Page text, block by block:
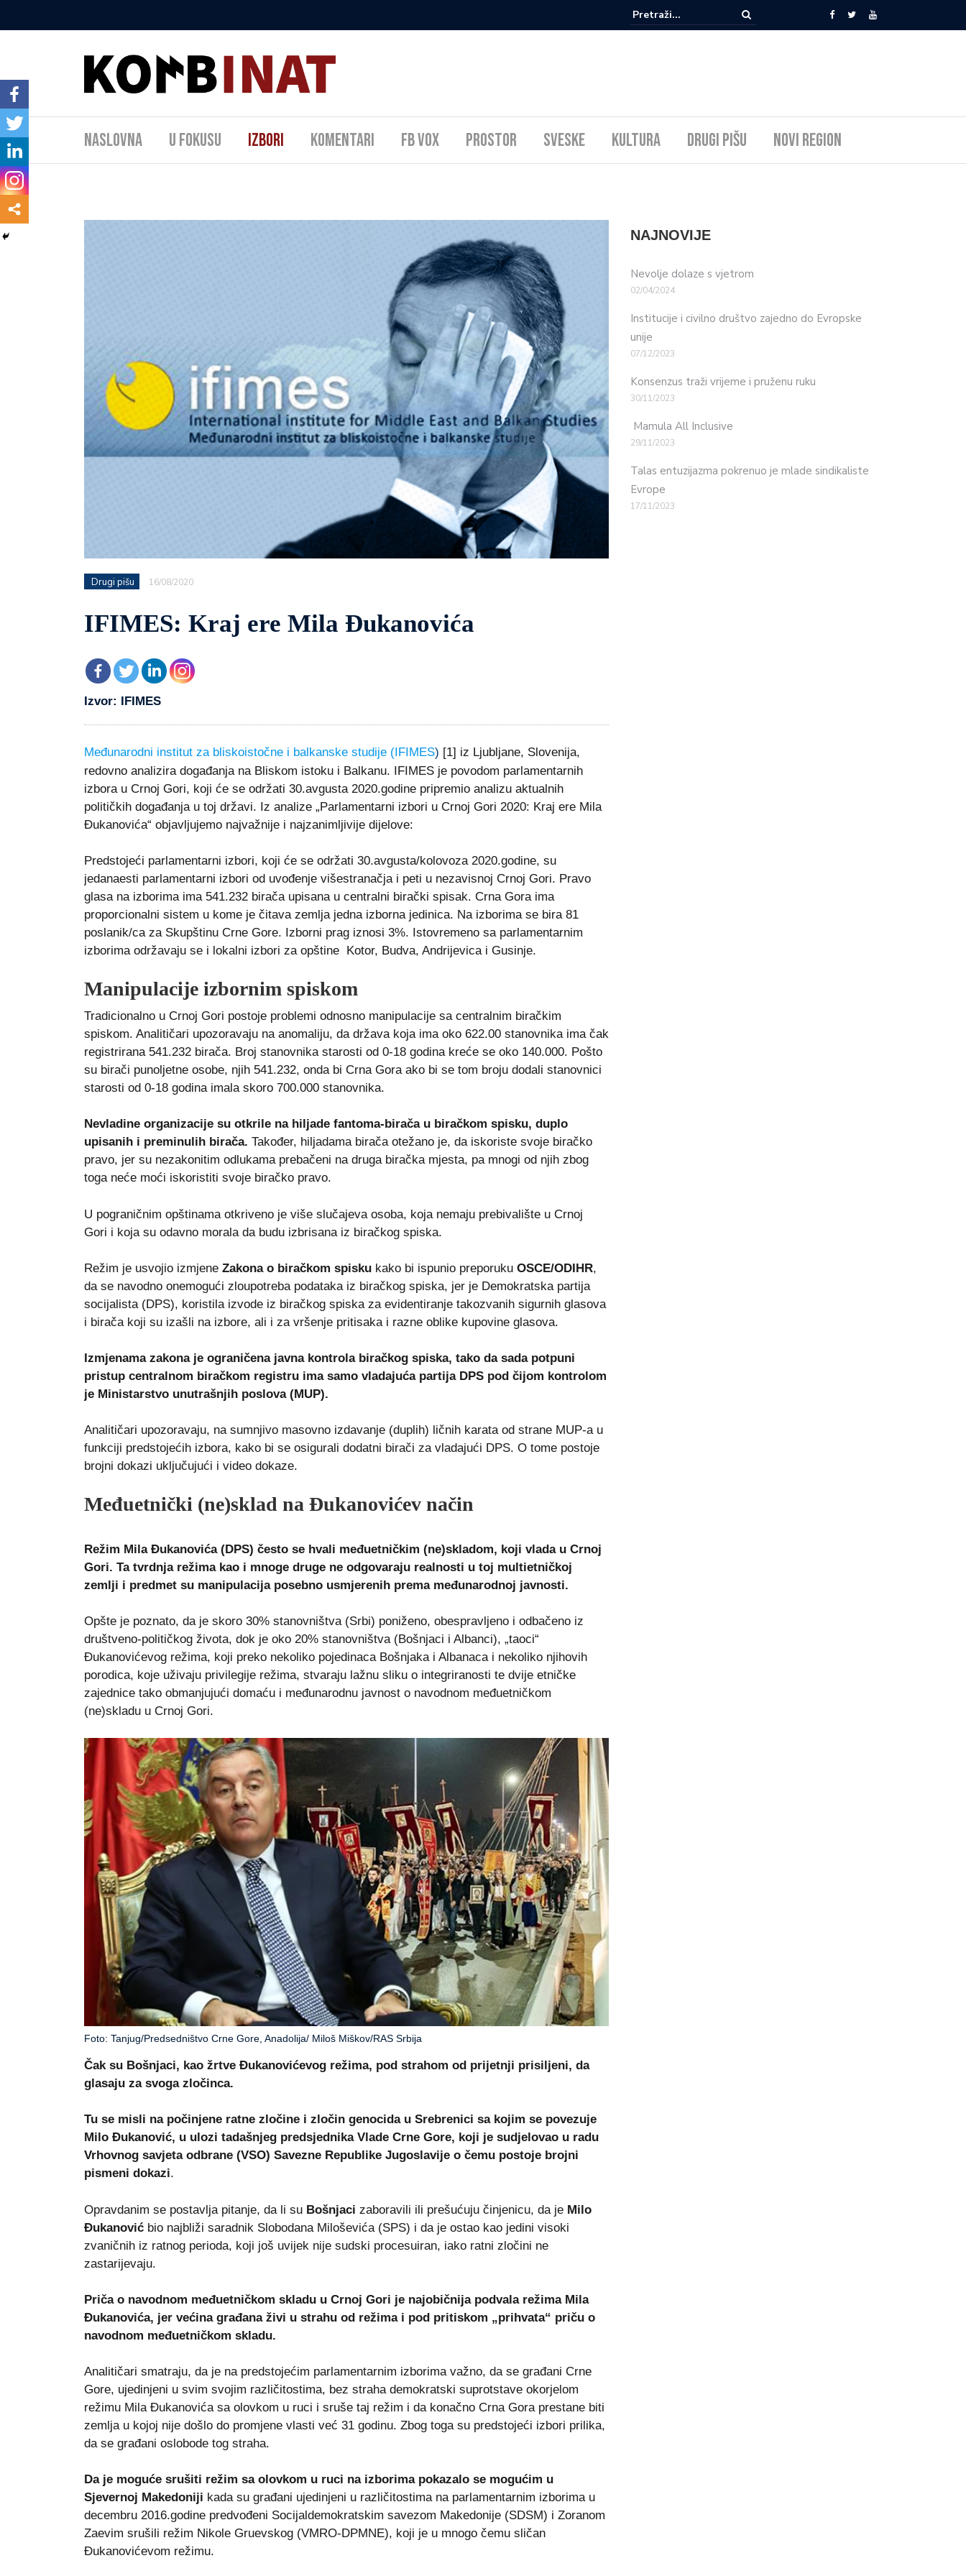
Naslovna U fokusu Izbori Komentari FB Vox Prostor Sveske Kultura Drugi pišu Novi Region
Drugi pišu 16/08/2020
IFIMES: Kraj ere Mila Đukanovića
Izvor: IFIMES
Međunarodni institut za bliskoistočne i balkanske studije (IFIMES) [1] iz Ljubljane, Slovenija,
redovno analizira događanja na Bliskom istoku i Balkanu. IFIMES je povodom parlamentarnih
izbora u Crnoj Gori, koji će se održati 30.avgusta 2020.godine pripremio analizu aktualnih
političkih događanja u toj državi. Iz analize „Parlamentarni izbori u Crnoj Gori 2020: Kraj ere Mila
Đukanovića“ objavljujemo najvažnije i najzanimljivije dijelove:
Predstojeći parlamentarni izbori, koji će se održati 30.avgusta/kolovoza 2020.godine, su
jedanaesti parlamentarni izbori od uvođenje višestranačja i peti u nezavisnoj Crnoj Gori. Pravo
glasa na izborima ima 541.232 birača upisana u centralni birački spisak. Crna Gora ima
proporcionalni sistem u kome je čitava zemlja jedna izborna jedinica. Na izborima se bira 81
poslanik/ca za Skupštinu Crne Gore. Izborni prag iznosi 3%. Istovremeno sa parlamentarnim
izborima održavaju se i lokalni izbori za opštine Kotor, Budva, Andrijevica i Gusinje.
Manipulacije izbornim spiskom
Tradicionalno u Crnoj Gori postoje problemi odnosno manipulacije sa centralnim biračkim
spiskom. Analitičari upozoravaju na anomaliju, da država koja ima oko 622.00 stanovnika ima čak
registrirana 541.232 birača. Broj stanovnika starosti od 0-18 godina kreće se oko 140.000. Pošto
su birači punoljetne osobe, njih 541.232, onda bi Crna Gora ako bi se tom broju dodali stanovnici
starosti od 0-18 godina imala skoro 700.000 stanovnika.
Nevladine organizacije su otkrile na hiljade fantoma-birača u biračkom spisku, duplo
upisanih i preminulih birača. Također, hiljadama birača otežano je, da iskoriste svoje biračko
pravo, jer su nezakonitim odlukama prebačeni na druga biračka mjesta, pa mnogi od njih zbog
toga neće moći iskoristiti svoje biračko pravo.
U pograničnim opštinama otkriveno je više slučajeva osoba, koja nemaju prebivalište u Crnoj
Gori i koja su odavno morala da budu izbrisana iz biračkog spiska.
Režim je usvojio izmjene Zakona o biračkom spisku kako bi ispunio preporuku OSCE/ODIHR,
da se navodno onemogući zloupotreba podataka iz biračkog spiska, jer je Demokratska partija
socijalista (DPS), koristila izvode iz biračkog spiska za evidentiranje takozvanih sigurnih glasova
i birača koji su izašli na izbore, ali i za vršenje pritisaka i razne oblike kupovine glasova.
Izmjenama zakona je ograničena javna kontrola biračkog spiska, tako da sada potpuni
pristup centralnom biračkom registru ima samo vladajuća partija DPS pod čijom kontrolom
je Ministarstvo unutrašnjih poslova (MUP).
Analitičari upozoravaju, na sumnjivo masovno izdavanje (duplih) ličnih karata od strane MUP-a u
funkciji predstojećih izbora, kako bi se osigurali dodatni birači za vladajući DPS. O tome postoje
brojni dokazi uključujući i video dokaze.
Međuetnički (ne)sklad na Đukanovićev način
Režim Mila Đukanovića (DPS) često se hvali međuetničkim (ne)skladom, koji vlada u Crnoj
Gori. Ta tvrdnja režima kao i mnoge druge ne odgovaraju realnosti u toj multietničkoj
zemlji i predmet su manipulacija posebno usmjerenih prema međunarodnoj javnosti.
Opšte je poznato, da je skoro 30% stanovništva (Srbi) poniženo, obespravljeno i odbačeno iz
društveno-političkog života, dok je oko 20% stanovništva (Bošnjaci i Albanci), „taoci“
Đukanovićevog režima, koji preko nekoliko pojedinaca Bošnjaka i Albanaca i nekoliko njihovih
porodica, koje uživaju privilegije režima, stvaraju lažnu sliku o integriranosti te dvije etničke
zajednice tako obmanjujući domaću i međunarodnu javnost o navodnom međuetničkom
(ne)skladu u Crnoj Gori.
Foto: Tanjug/Predsedništvo Crne Gore, Anadolija/ Miloš Miškov/RAS Srbija
Čak su Bošnjaci, kao žrtve Đukanovićevog režima, pod strahom od prijetnji prisiljeni, da
glasaju za svoga zločinca.
Tu se misli na počinjene ratne zločine i zločin genocida u Srebrenici sa kojim se povezuje
Milo Đukanović, u ulozi tadašnjeg predsjednika Vlade Crne Gore, koji je sudjelovao u radu
Vrhovnog savjeta odbrane (VSO) Savezne Republike Jugoslavije o čemu postoje brojni
pismeni dokazi.
Opravdanim se postavlja pitanje, da li su Bošnjaci zaboravili ili prešućuju činjenicu, da je Milo
Đukanović bio najbliži saradnik Slobodana Miloševića (SPS) i da je ostao kao jedini visoki
zvaničnih iz ratnog perioda, koji još uvijek nije sudski procesuiran, iako ratni zločini ne
zastarijevaju.
Priča o navodnom međuetničkom skladu u Crnoj Gori je najobičnija podvala režima Mila
Đukanovića, jer većina građana živi u strahu od režima i pod pritiskom „prihvata“ priču o
navodnom međuetničkom skladu.
Analitičari smatraju, da je na predstojećim parlamentarnim izborima važno, da se građani Crne
Gore, ujedinjeni u svim svojim različitostima, bez straha demokratski suprotstave okorjelom
režimu Mila Đukanovića sa olovkom u ruci i sruše taj režim i da konačno Crna Gora prestane biti
zemlja u kojoj nije došlo do promjene vlasti već 31 godinu. Zbog toga su predstojeći izbori prilika,
da se građani oslobode tog straha.
Da je moguće srušiti režim sa olovkom u ruci na izborima pokazalo se mogućim u
Sjevernoj Makedoniji kada su građani ujedinjeni u različitostima na parlamentarnim izborima u
decembru 2016.godine predvođeni Socijaldemokratskim savezom Makedonije (SDSM) i Zoranom
Zaevim srušili režim Nikole Gruevskog (VMRO-DPMNE), koji je u mnogo čemu sličan
Đukanovićevom režimu.
NAJNOVIJE
Nevolje dolaze s vjetrom
02/04/2024
Institucije i civilno društvo zajedno do Evropske
unije
07/12/2023
Konsenzus traži vrijeme i pruženu ruku
30/11/2023
Mamula All Inclusive
29/11/2023
Talas entuzijazma pokrenuo je mlade sindikaliste
Evrope
17/11/2023